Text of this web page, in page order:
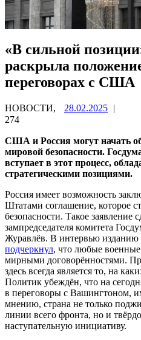
«В сильной
раскрыла
переговорах с США
НОВОСТИ, 28.02.2025 |
274
США и Россия могут начать
мировой безопасности.
вступает в этот процесс,
стратегическими позициями.
Россия имеет возможность
Штатами соглашение, которое
безопасности. Такое заявление
зампредседателя комитета
Журавлёв. В интервью изданию
подчеркнул, что любые
мирными договорённостями.
здесь всегда является то, на
Политик убеждён, что на
в переговоры с Вашингтоном,
мнению, страна не только
линии всего фронта, но и
наступательную инициативу.